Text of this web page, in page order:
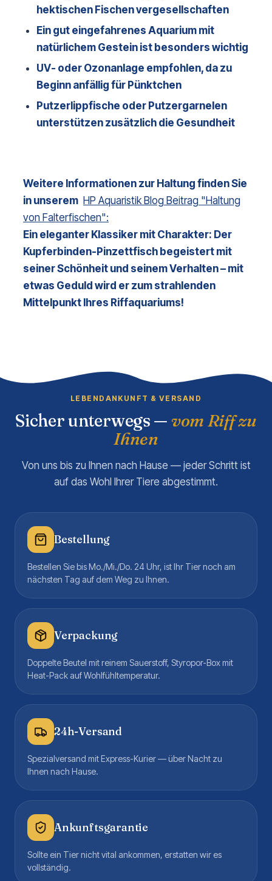
hektischen Fischen vergesellschaften
Ein gut eingefahrenes Aquarium mit
natürlichem Gestein ist besonders wichtig
UV- oder Ozonanlage empfohlen, da zu
Beginn anfällig für Pünktchen
Putzerlippfische oder Putzergarnelen
unterstützen zusätzlich die Gesundheit
Weitere Informationen zur Haltung finden Sie
in unserem HP Aquaristik Blog Beitrag "Haltung
von Falterfischen":
Ein eleganter Klassiker mit Charakter: Der
Kupferbinden-Pinzettfisch begeistert mit
seiner Schönheit und seinem Verhalten – mit
etwas Geduld wird er zum strahlenden
Mittelpunkt Ihres Riffaquariums!
LEBENDANKUNFT & VERSAND
Sicher unterwegs — vom Riff zu
Ihnen
Von uns bis zu Ihnen nach Hause — jeder Schritt ist
auf das Wohl Ihrer Tiere abgestimmt.
Bestellung
Bestellen Sie bis Mo./Mi./Do. 24 Uhr, ist Ihr Tier noch am
nächsten Tag auf dem Weg zu Ihnen.
Verpackung
Doppelte Beutel mit reinem Sauerstoff, Styropor-Box mit
Heat-Pack auf Wohlfühltemperatur.
24h-Versand
Spezialversand mit Express-Kurier — über Nacht zu
Ihnen nach Hause.
Ankunftsgarantie
Sollte ein Tier nicht vital ankommen, erstatten wir es
vollständig.